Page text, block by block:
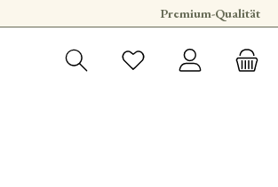
Premium-Qualität